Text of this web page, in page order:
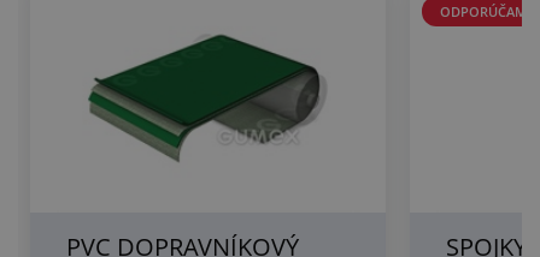
PVC DOPRAVNÍKOVÝ
ODPORÚČAME
SPOJKY